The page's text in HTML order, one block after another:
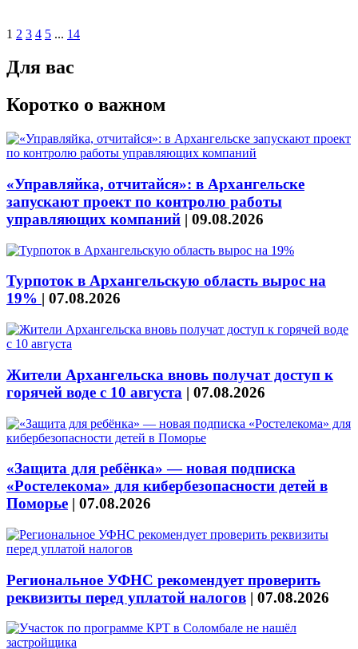
1 2 3 4 5 ... 14
Для вас
Коротко о важном
«Управляйка, отчитайся»: в Архангельске
запускают проект по контролю работы
управляющих компаний | 09.08.2026
Турпоток в Архангельскую область вырос на
19% | 07.08.2026
Жители Архангельска вновь получат доступ к
горячей воде с 10 августа | 07.08.2026
«Защита для ребёнка» — новая подписка
«Ростелекома» для кибербезопасности детей в
Поморье | 07.08.2026
Региональное УФНС рекомендует проверить
реквизиты перед уплатой налогов | 07.08.2026